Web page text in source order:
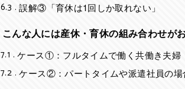
6.3 誤解③「育休は1回しか取れない」
こんな人には産休・育休の組み合わせが
7.1
ケース①：フルタイムで働く共働き夫婦
7.2 ケース②：パートタイムや派遣社員の場